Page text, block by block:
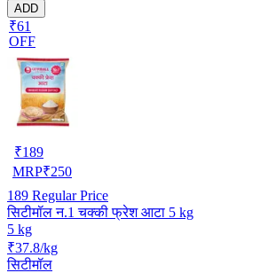
ADD
₹61
OFF
₹189
MRP₹250
189 Regular Price
सिटीमॉल न.1 चक्की फ्रेश आटा 5 kg
5 kg
₹37.8/kg
सिटीमॉल